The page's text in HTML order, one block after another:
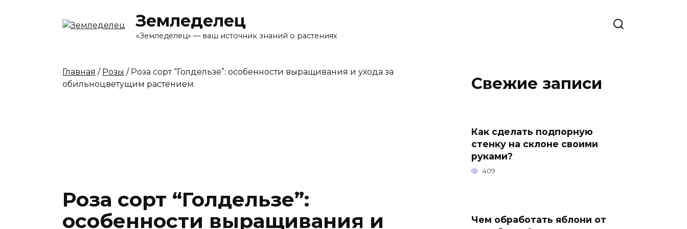
Земледелец
«Земледелец» — ваш источник знаний о растениях
Главная / Розы / Роза сорт “Голдельзе”: особенности выращивания и ухода за
обильноцветущим растением.
Роза сорт “Голдельзе”:
особенности выращивания и
Свежие записи
Как сделать подпорную
стенку на склоне своими
руками?
409
Чем обработать яблони от